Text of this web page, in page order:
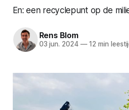
En: een recyclepunt op de
Rens Blom
03 jun. 2024 —12 min